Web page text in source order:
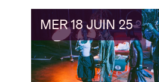
MER 18 JUIN 25